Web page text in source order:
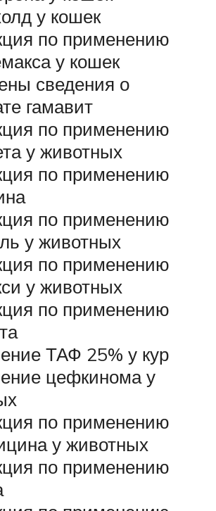
у кошек
по применению
у кошек
сведения о
гамавит
по применению
у животных
по применению
по применению
у животных
по применению
у животных
по применению
ТАФ 25% у кур
цефкинома у
по применению
у животных
по применению